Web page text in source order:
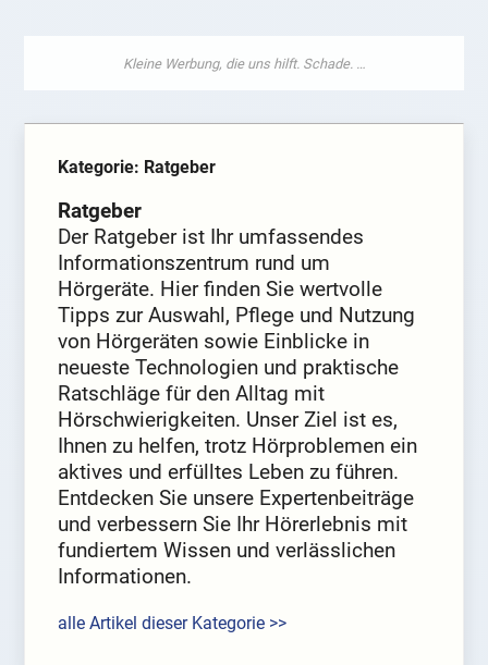
Kategorie: Ratgeber
Ratgeber
Der Ratgeber ist Ihr umfassendes
Informationszentrum rund um
Hörgeräte. Hier finden Sie wertvolle
Tipps zur Auswahl, Pflege und Nutzung
von Hörgeräten sowie Einblicke in
neueste Technologien und praktische
Ratschläge für den Alltag mit
Hörschwierigkeiten. Unser Ziel ist es,
Ihnen zu helfen, trotz Hörproblemen ein
aktives und erfülltes Leben zu führen.
Entdecken Sie unsere Expertenbeiträge
und verbessern Sie Ihr Hörerlebnis mit
fundiertem Wissen und verlässlichen
Informationen.
alle Artikel dieser Kategorie >>